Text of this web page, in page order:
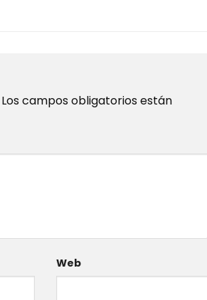
Los campos obligatorios están
Web